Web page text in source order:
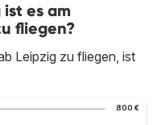
es am
fliegen?
Leipzig zu fliegen, ist
800 €